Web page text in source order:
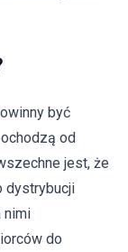
być
od
jest, że
dystrybucji
nimi
do